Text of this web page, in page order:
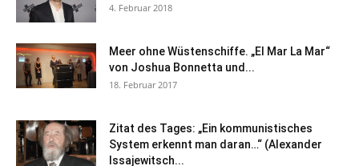
4. Februar 2018
Meer ohne Wüstenschiffe. „El Mar La Mar“
von Joshua Bonnetta und...
18. Februar 2017
Zitat des Tages: „Ein kommunistisches
System erkennt man daran…“ (Alexander
Issajewitsch...